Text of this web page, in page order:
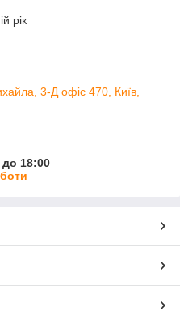
рік
3-Д офіс 470, Київ,
до 18:00